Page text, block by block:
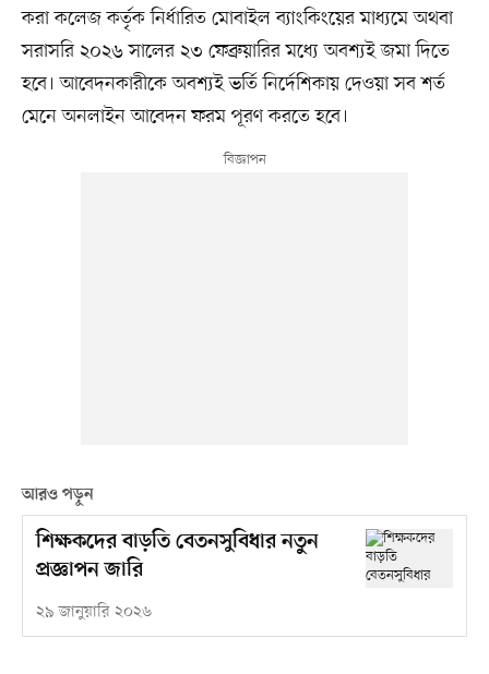
করা কলেজ কর্তৃক নির্ধারিত মোবাইল ব্যাংকিংয়ের মাধ্যমে অথবা
সরাসরি ২০২৬ সালের ২৩ ফেব্রুয়ারির মধ্যে অবশ্যই জমা দিতে
হবে। আবেদনকারীকে অবশ্যই ভর্তি নির্দেশিকায় দেওয়া সব শর্ত
মেনে অনলাইন আবেদন ফরম পূরণ করতে হবে।
আরও পড়ুন
শিক্ষকদের বাড়তি বেতনসুবিধার নতুন
প্রজ্ঞাপন জারি
২৯ জানুয়ারি ২০২৬